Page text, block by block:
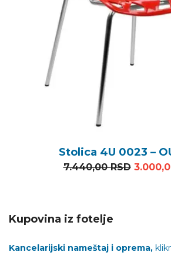
Stolica 4U 0023 –
7.440,00RSD
Kupovina iz fotelje
Kancelarijski nameštaj i oprema,